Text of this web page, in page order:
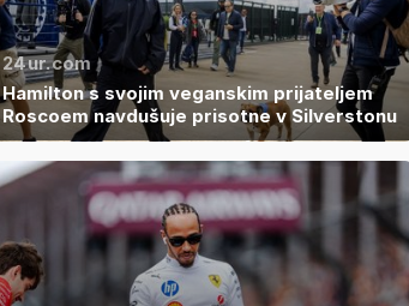
24ur.com
Hamilton s svojim veganskim prijateljem
Roscoem navdušuje prisotne v Silverstonu